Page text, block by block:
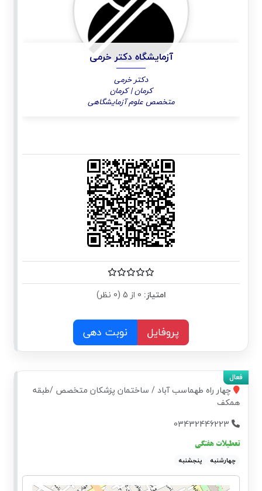
آزمایشگاه دکتر خرمی
دکتر خرمی
کرمان | کرمان
متخصص علوم آزمایشگاهی
امتیاز:
پروفایل نوبت دهی
چهار راه طهماسب آباد / ساختمان پزشکان متخصص /طبقه
همکف
تعطیلات هفتگی
چهارشنبه پنجشنبه